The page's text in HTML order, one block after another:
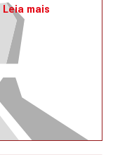
Leia mais